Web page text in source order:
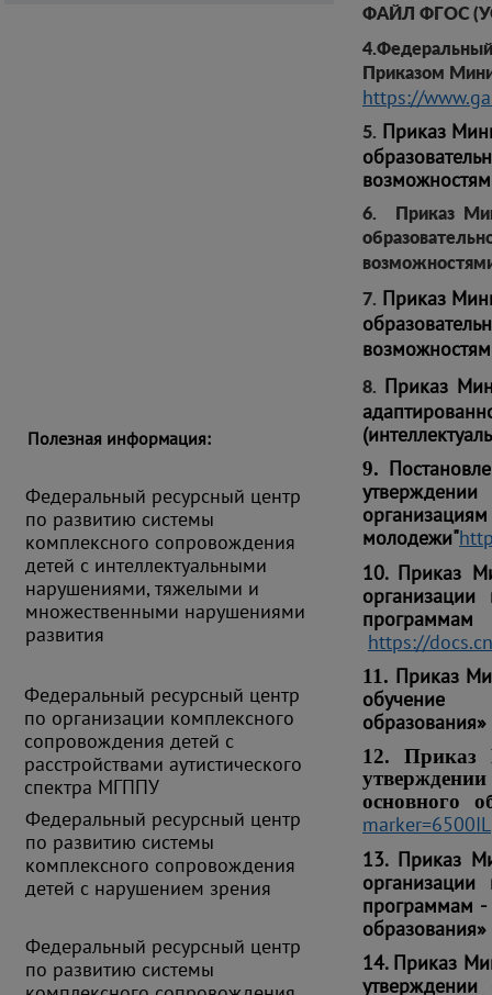
ФАЙЛ ФГОС
Приказом
https://
5. Приказ
6. Приказ
7. Приказ
8. Приказ
9.
молодежи"
10. Приказ
https://
11. Приказ
образования»
12. Приказ
основного
marker=6500IL
13. Приказ
программам -
образования»
14. Приказ
Полезная информация:
Федеральный ресурсный центр
по развитию системы
комплексного сопровождения
детей с интеллектуальными
нарушениями, тяжелыми и
множественными нарушениями
развития
Федеральный ресурсный центр
по организации комплексного
сопровождения детей с
расстройствами аутистического
спектра МГППУ
Федеральный ресурсный центр
по развитию системы
комплексного сопровождения
детей с нарушением зрения
Федеральный ресурсный центр
по развитию системы